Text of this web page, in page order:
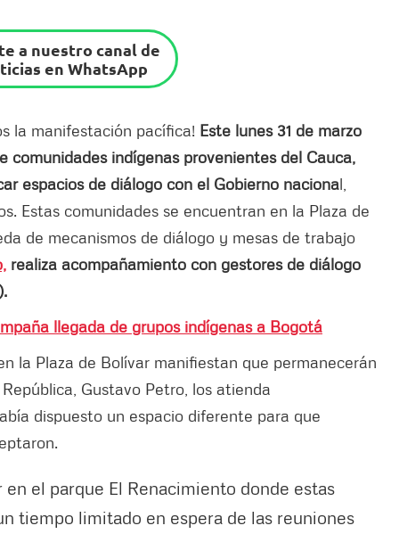
a nuestro canal de
en WhatsApp
la manifestación pacífica! Este lunes 31 de marzo
comunidades indígenas provenientes del Cauca,
espacios de diálogo con el Gobierno nacional,
Estas comunidades se encuentran en la Plaza de
de mecanismos de diálogo y mesas de trabajo
realiza acompañamiento con gestores de diálogo
llegada de grupos indígenas a Bogotá
la Plaza de Bolívar manifiestan que permanecerán
Gustavo Petro, los atienda
dispuesto un espacio diferente para que
el parque El Renacimiento donde estas
tiempo limitado en espera de las reuniones